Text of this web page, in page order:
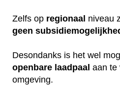
Zelfs op regionaal niveau
geen
Desondanks is het wel
openbare laadpaal aan te
omgeving.